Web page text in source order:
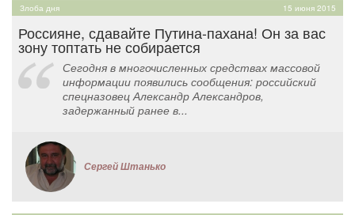
Злоба дня 15 июня 2015
Россияне, сдавайте Путина-пахана! Он за вас
зону топтать не собирается
Сегодня в многочисленных средствах массовой
информации появились сообщения: российский
спецназовец Александр Александров,
задержанный ранее в...
Сергей Штанько